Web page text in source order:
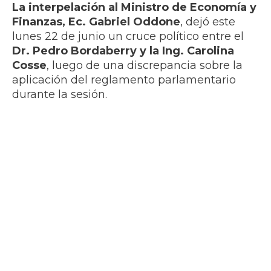
La interpelación al Ministro de Economía y
Finanzas, Ec. Gabriel Oddone, dejó este
lunes 22 de junio un cruce político entre el
Dr. Pedro Bordaberry y la Ing. Carolina
Cosse, luego de una discrepancia sobre la
aplicación del reglamento parlamentario
durante la sesión.